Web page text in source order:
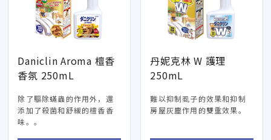
Daniclin Aroma 檀香
香氛 250mL
除了驅除蟎蟲的作用外，還
添加了殺菌和舒緩的檀香香
味。。
丹妮克林 W 護理
250mL
難以抑制虱子的效果和抑制
房屋灰塵作用的雙重效果。